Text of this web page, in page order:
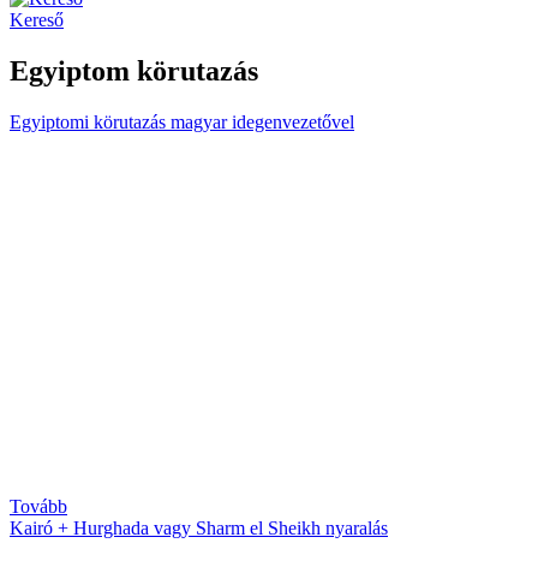
Kereső
Egyiptom körutazás
Egyiptomi körutazás magyar idegenvezetővel
Tovább
Kairó + Hurghada vagy Sharm el Sheikh nyaralás